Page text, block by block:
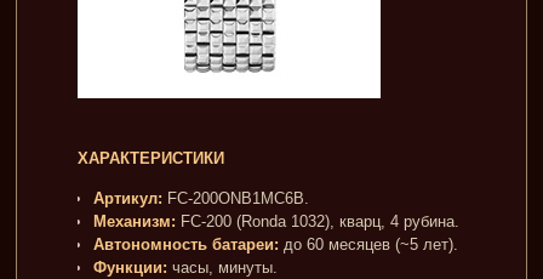
ХАРАКТЕРИСТИКИ
Артикул: FC-200ONB1MC6B.
Механизм: FC-200 (Ronda 1032), кварц, 4 рубина.
Автономность батареи: до 60 месяцев (~5 лет).
Функции: часы, минуты.